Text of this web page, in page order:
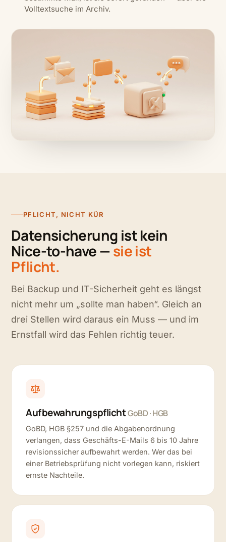
Volltextsuche im Archiv.
PFLICHT, NICHT KÜR
Datensicherung ist kein
Nice-to-have —sie ist
Pflicht.
Bei Backup und IT-Sicherheit geht es längst
nicht mehr um „sollte man haben“. Gleich an
drei Stellen wird daraus ein Muss — und im
Ernstfall wird das Fehlen richtig teuer.
AufbewahrungspflichtGoBD · HGB
GoBD, HGB §257 und die Abgabenordnung
verlangen, dass Geschäfts-E-Mails 6 bis 10 Jahre
revisionssicher aufbewahrt werden. Wer das bei
einer Betriebsprüfung nicht vorlegen kann, riskiert
ernste Nachteile.